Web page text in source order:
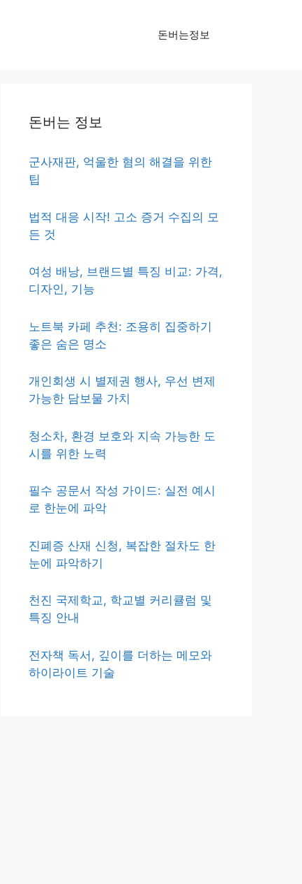
돈버는정보
돈버는 정보
군사재판, 억울한 혐의 해결을 위한
팁
법적 대응 시작! 고소 증거 수집의 모
든 것
여성 배낭, 브랜드별 특징 비교: 가격,
디자인, 기능
노트북 카페 추천: 조용히 집중하기
좋은 숨은 명소
개인회생 시 별제권 행사, 우선 변제
가능한 담보물 가치
청소차, 환경 보호와 지속 가능한 도
시를 위한 노력
필수 공문서 작성 가이드: 실전 예시
로 한눈에 파악
진폐증 산재 신청, 복잡한 절차도 한
눈에 파악하기
천진 국제학교, 학교별 커리큘럼 및
특징 안내
전자책 독서, 깊이를 더하는 메모와
하이라이트 기술